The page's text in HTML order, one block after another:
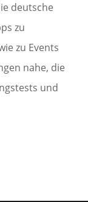
deutsche
zu
zu Events
nahe, die
und